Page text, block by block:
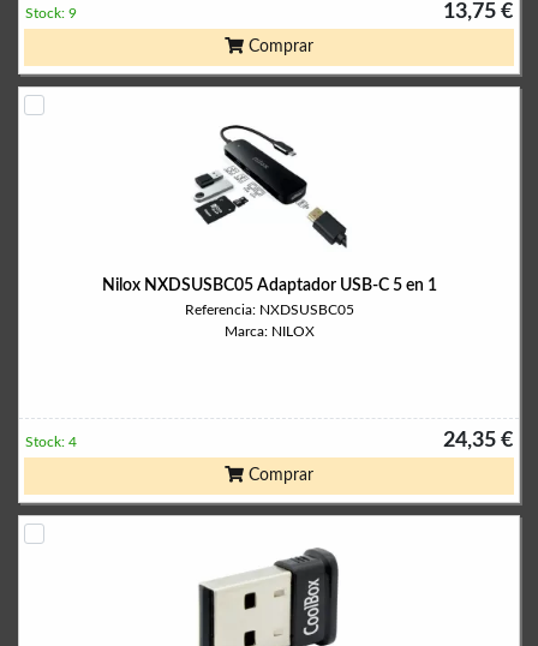
13,75 €
Stock: 9
Comprar
Nilox NXDSUSBC05 Adaptador USB-C 5 en 1
Referencia: NXDSUSBC05
Marca: NILOX
24,35 €
Stock: 4
Comprar